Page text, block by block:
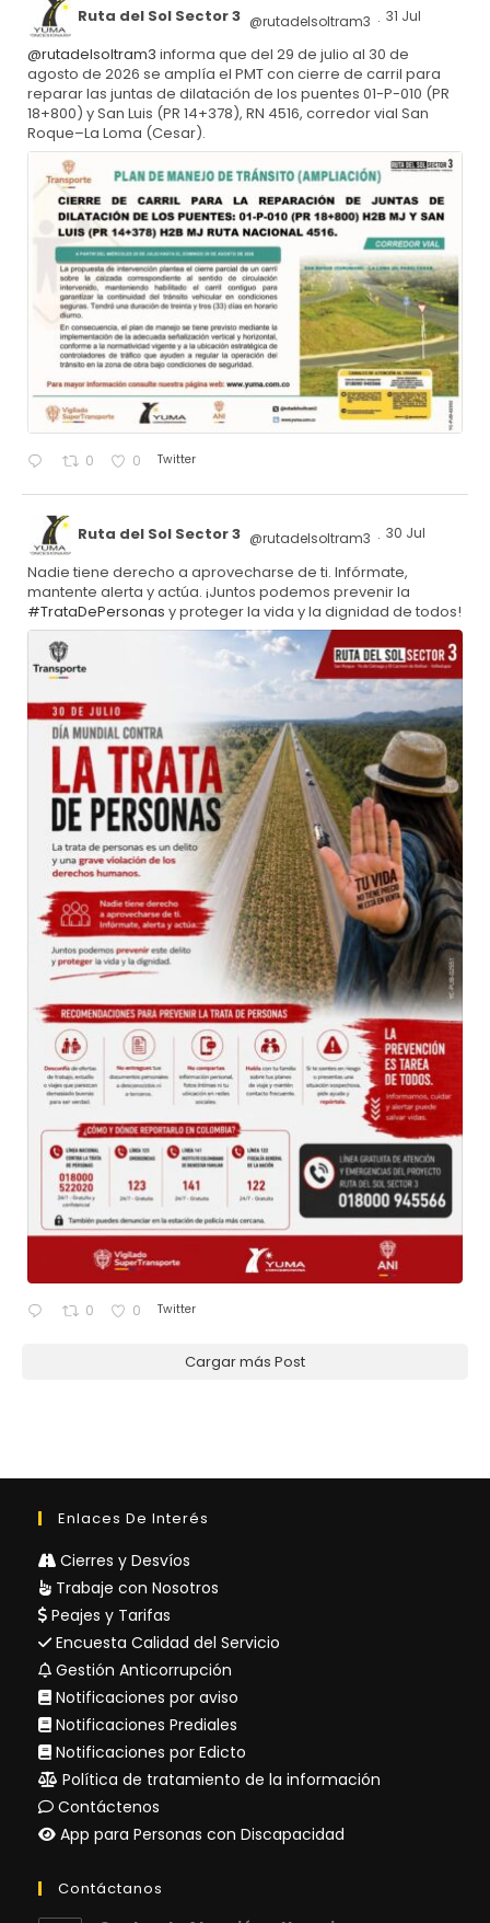
Ruta del Sol Sector 3 @rutadelsoltram3 · 31 Jul
@rutadelsoltram3 informa que del 29 de julio al 30 de
agosto de 2026 se amplía el PMT con cierre de carril para
reparar las juntas de dilatación de los puentes 01-P-010 (PR
18+800) y San Luis (PR 14+378), RN 4516, corredor vial San
Roque–La Loma (Cesar).
0 0 Twitter
Ruta del Sol Sector 3 @rutadelsoltram3 · 30 Jul
Nadie tiene derecho a aprovecharse de ti. Infórmate,
mantente alerta y actúa. ¡Juntos podemos prevenir la
#TrataDePersonas y proteger la vida y la dignidad de todos!
0 0 Twitter
Cargar más Post
Enlaces De Interés
Cierres y Desvíos
Trabaje con Nosotros
Peajes y Tarifas
Encuesta Calidad del Servicio
Gestión Anticorrupción
Notificaciones por aviso
Notificaciones Prediales
Notificaciones por Edicto
Política de tratamiento de la información
Contáctenos
App para Personas con Discapacidad
Contáctanos